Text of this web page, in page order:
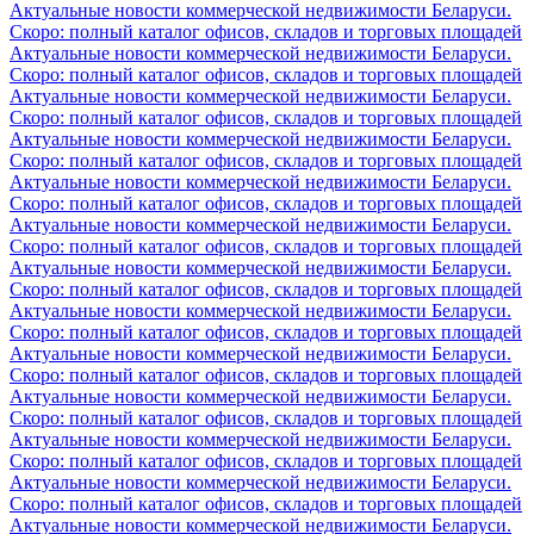
Актуальные новости коммерческой недвижимости Беларуси.
Скоро: полный каталог офисов, складов и торговых площадей
Актуальные новости коммерческой недвижимости Беларуси.
Скоро: полный каталог офисов, складов и торговых площадей
Актуальные новости коммерческой недвижимости Беларуси.
Скоро: полный каталог офисов, складов и торговых площадей
Актуальные новости коммерческой недвижимости Беларуси.
Скоро: полный каталог офисов, складов и торговых площадей
Актуальные новости коммерческой недвижимости Беларуси.
Скоро: полный каталог офисов, складов и торговых площадей
Актуальные новости коммерческой недвижимости Беларуси.
Скоро: полный каталог офисов, складов и торговых площадей
Актуальные новости коммерческой недвижимости Беларуси.
Скоро: полный каталог офисов, складов и торговых площадей
Актуальные новости коммерческой недвижимости Беларуси.
Скоро: полный каталог офисов, складов и торговых площадей
Актуальные новости коммерческой недвижимости Беларуси.
Скоро: полный каталог офисов, складов и торговых площадей
Актуальные новости коммерческой недвижимости Беларуси.
Скоро: полный каталог офисов, складов и торговых площадей
Актуальные новости коммерческой недвижимости Беларуси.
Скоро: полный каталог офисов, складов и торговых площадей
Актуальные новости коммерческой недвижимости Беларуси.
Скоро: полный каталог офисов, складов и торговых площадей
Актуальные новости коммерческой недвижимости Беларуси.